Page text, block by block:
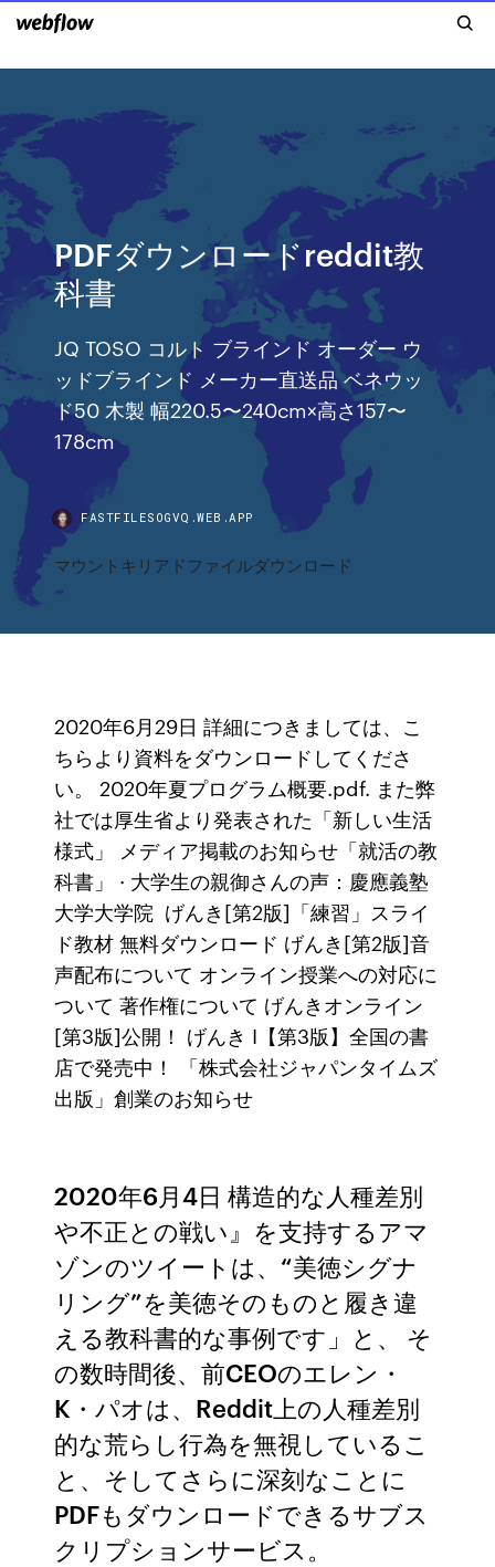
PDFダウンロードreddit教
科書
JQ TOSO コルト ブラインド オーダー ウ
ッドブラインド メーカー直送品 ベネウッ
ド50 木製 幅220.5〜240cm×高さ157〜
178cm
FASTFILESOGVQ.WEB.APP
マウントキリアドファイルダウンロード
2020年6月29日 詳細につきましては、こ
ちらより資料をダウンロードしてくださ
い。 2020年夏プログラム概要.pdf. また弊
社では厚生省より発表された「新しい生活
様式」 メディア掲載のお知らせ「就活の教
科書」 · 大学生の親御さんの声：慶應義塾
大学大学院 げんき[第2版]「練習」スライ
ド教材 無料ダウンロード げんき[第2版]音
声配布について オンライン授業への対応に
ついて 著作権について げんきオンライン
[第3版]公開！ げんき I【第3版】全国の書
店で発売中！ 「株式会社ジャパンタイムズ
出版」創業のお知らせ
2020年6月4日 構造的な人種差別
や不正との戦い』を支持するアマ
ゾンのツイートは、“美徳シグナ
リング”を美徳そのものと履き違
える教科書的な事例です」と、 そ
の数時間後、前CEOのエレン・
K・パオは、Reddit上の人種差別
的な荒らし行為を無視しているこ
と、そしてさらに深刻なことに
PDFもダウンロードできるサブス
クリプションサービス。